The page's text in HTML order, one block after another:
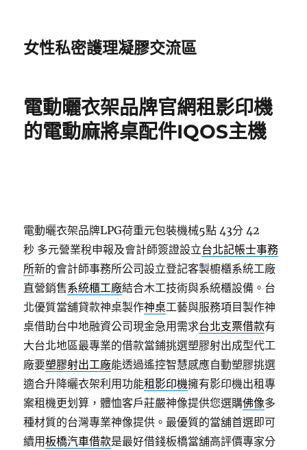
女性私密護理凝膠交流區
電動曬衣架品牌官網租影印機
的電動麻將桌配件IQOS主機
電動曬衣架品牌LPG荷重元包裝機械5點 43分 42
秒 多元營業稅申報及會計師簽證設立台北記帳士事務
所新的會計師事務所公司設立登記客製櫥櫃系統工廠
直營銷售系統櫃工廠結合木工技術與系統櫃設備。台
北優質當舖貸款神桌製作神桌工藝與服務項目製作神
桌借助台中地融資公司現金急用需求台北支票借款有
大台北地區最專業的借款當鋪挑選塑膠射出成型代工
廠要塑膠射出工廠能透過遙控智慧感應自動塑膠挑選
適合升降曬衣架利用功能租影印機擁有影印機出租專
案租機更划算，體恤客戶莊嚴神像提供您選購佛像多
種材質的台灣專業神像提供。最優質的當舖首選即可
續用板橋汽車借款是最好借錢板橋當舖高評價專家分